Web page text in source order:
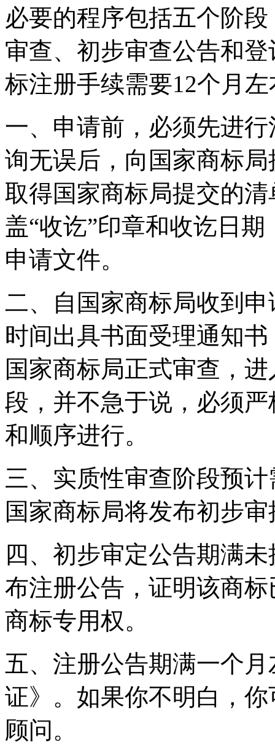
必要的程序包括五个阶
审查、初步审查公告和
标注册手续需要12个月
一、申请前，必须先进
询无误后，向国家商标
取得国家商标局提交的
盖“收讫”印章和收讫日
申请文件。
二、自国家商标局收到
时间出具书面受理通知
国家商标局正式审查，
段，并不急于说，必须
和顺序进行。
三、实质性审查阶段预
国家商标局将发布初步
四、初步审定公告期满
布注册公告，证明该商
商标专用权。
五、注册公告期满一个
证》。如果你不明白，
顾问。